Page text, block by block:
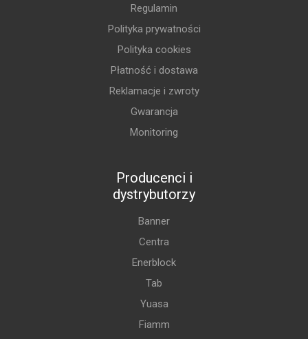
Regulamin
Polityka prywatności
Polityka cookies
Płatność i dostawa
Reklamacje i zwroty
Gwarancja
Monitoring
Producenci i
dystrybutorzy
Banner
Centra
Enerblock
Tab
Yuasa
Fiamm